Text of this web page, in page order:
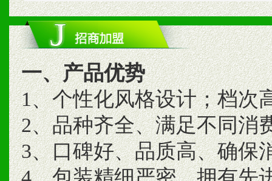
一、产品优势
1、个性化风格设计；档次
2、品种齐全、满足不同消
3、口碑好、品质高、确保